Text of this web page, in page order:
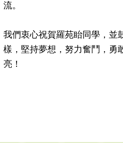
流。
我們衷心祝賀羅苑眙同學，並
樣，堅持夢想，努力奮鬥，勇
亮！